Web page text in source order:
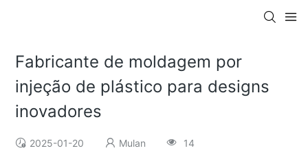
Fabricante de moldagem por
injeção de plástico para designs
inovadores
2025-01-20 Mulan 14